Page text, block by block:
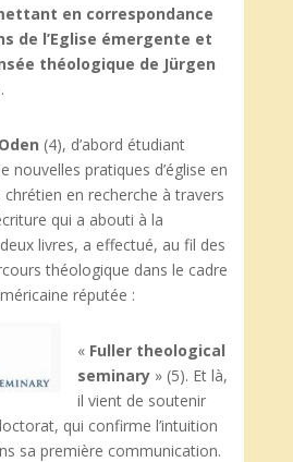
en correspondance
de l’Eglise émergente et
théologique de Jürgen
(4), d’abord étudiant
nouvelles pratiques d’église en
chrétien en recherche à travers
qui a abouti à la
livres, a effectué, au fil des
théologique dans le cadre
réputée :
« Fuller theological
seminary » (5). Et là,
il vient de soutenir
qui confirme l’intuition
sa première communication.